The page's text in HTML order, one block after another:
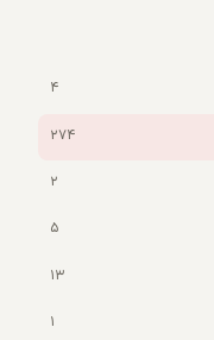
۴
۲۷۴
۲
۵
۱۳
۱